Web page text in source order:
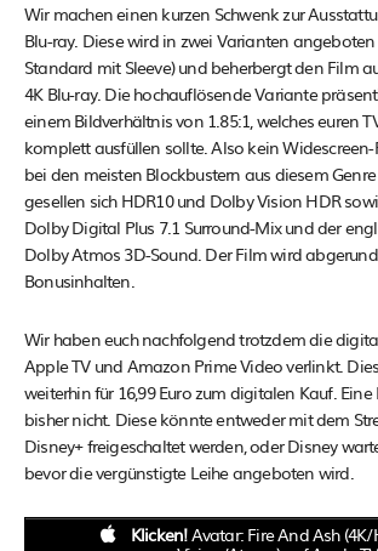
PREISVERGLEICH
Avatar: Fire and Ash - 4K
Blu-ray + Bonus-Blu-ray
Preis: € 27,47 BESTER PREIS
Versand: € 2,49
Verfügbarkeit: 2-5 Werktage
Preis: € 29,99
Versand: n. a.
Verfügbarkeit: Am Lager
Preis: € 32,99
Versand: n. a.
Verfügbarkeit: N/A
Preis: € 32,99
Versand: n. a.
PREISVERGLEICH
Avatar 3: Fire and Ash 3D
ray im Steelbook)
Preis: € 34,99 BESTER PREIS
Versand: n. a.
Verfügbarkeit: Auf Lager
Preis: € 35,99
Versand: n. a.
Verfügbarkeit: Am Lager
Preis: € 35,99
Versand: n. a.
Verfügbarkeit: N/A
Preis: € 34,97
Versand: € 2,49
PREISVERGLEICH
Avatar 3: Fire and Ash
Preis: € 19,99 BESTER PREIS
Versand: n. a.
Verfügbarkeit: Auf Lager
Preis: € 18,50
Versand: € 2,49
Verfügbarkeit: 2-5 Werktage
Preis: € 20,99
Versand: € 3,95
Verfügbarkeit: N/A
Preis: € 19,99
Versand: € 4,99
PREISVERGLEICH
Avatar 3 - Fire and Ash
Preis: € 14,99 BESTER PREIS
Versand: n. a.
Verfügbarkeit: Auf Lager
Preis: € 15,39
Versand: € 2,95
Verfügbarkeit: N/A
Preis: € 15,39
Versand: € 3,95
Verfügbarkeit: N/A
Preis: € 14,99
Versand: € 4,99
Wir machen einen kurzen Schwenk zur
Blu-ray. Diese wird in zwei Varianten
Standard mit Sleeve) und beherbergt den Film
4K Blu-ray. Die hochauflösende Variante
einem Bildverhältnis von 1.85:1, welches euren
komplett ausfüllen sollte. Also kein
bei den meisten Blockbustern aus diesem
gesellen sich HDR10 und Dolby Vision HDR
Dolby Digital Plus 7.1 Surround-Mix und der
Dolby Atmos 3D-Sound. Der Film wird
Bonusinhalten.
Wir haben euch nachfolgend trotzdem die
Apple TV und Amazon Prime Video verlinkt.
weiterhin für 16,99 Euro zum digitalen Kauf.
bisher nicht. Diese könnte entweder mit dem
Disney+ freigeschaltet werden, oder Disney
bevor die vergünstigte Leihe angeboten wird.
Klicken!Avatar: Fire And Ash